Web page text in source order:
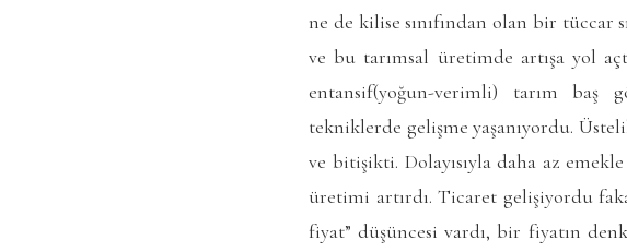
ne de kilise sınıfından olan bir tüccar
ve bu tarımsal üretimde artışa yol
entansif(yoğun-verimli) tarım baş
tekniklerde gelişme yaşanıyordu.
ve bitişikti. Dolayısıyla daha az
üretimi artırdı. Ticaret gelişiyordu
fiyat” düşüncesi vardı, bir fiyatın